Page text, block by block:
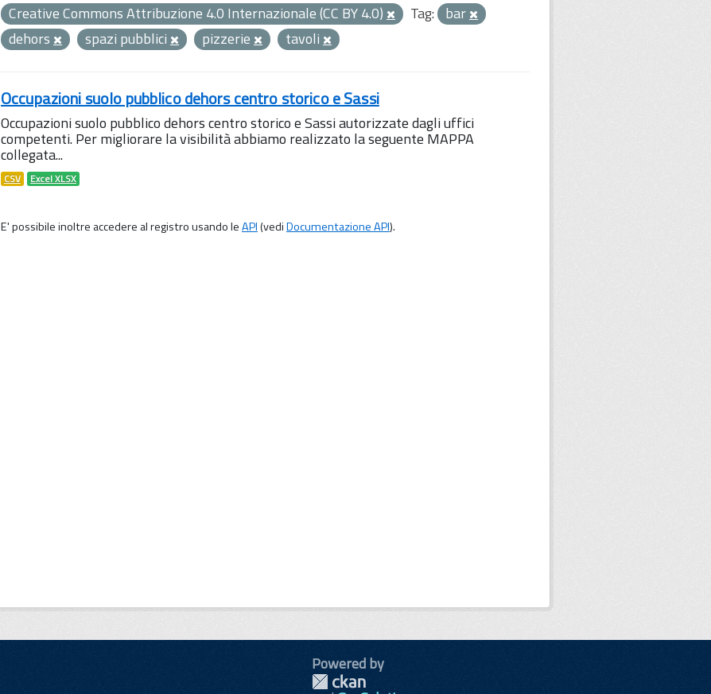
Creative Commons Attribuzione 4.0 Internazionale (CC BY 4.0)
Tag: bar
dehors
spazi pubblici pizzerie tavoli
Occupazioni suolo pubblico dehors centro storico e Sassi
Occupazioni suolo pubblico dehors centro storico e Sassi autorizzate dagli uffici
competenti. Per migliorare la visibilità abbiamo realizzato la seguente MAPPA
collegata...
CSV Excel XLSX
E' possibile inoltre accedere al registro usando leAPI(vediDocumentazione API).
Powered by